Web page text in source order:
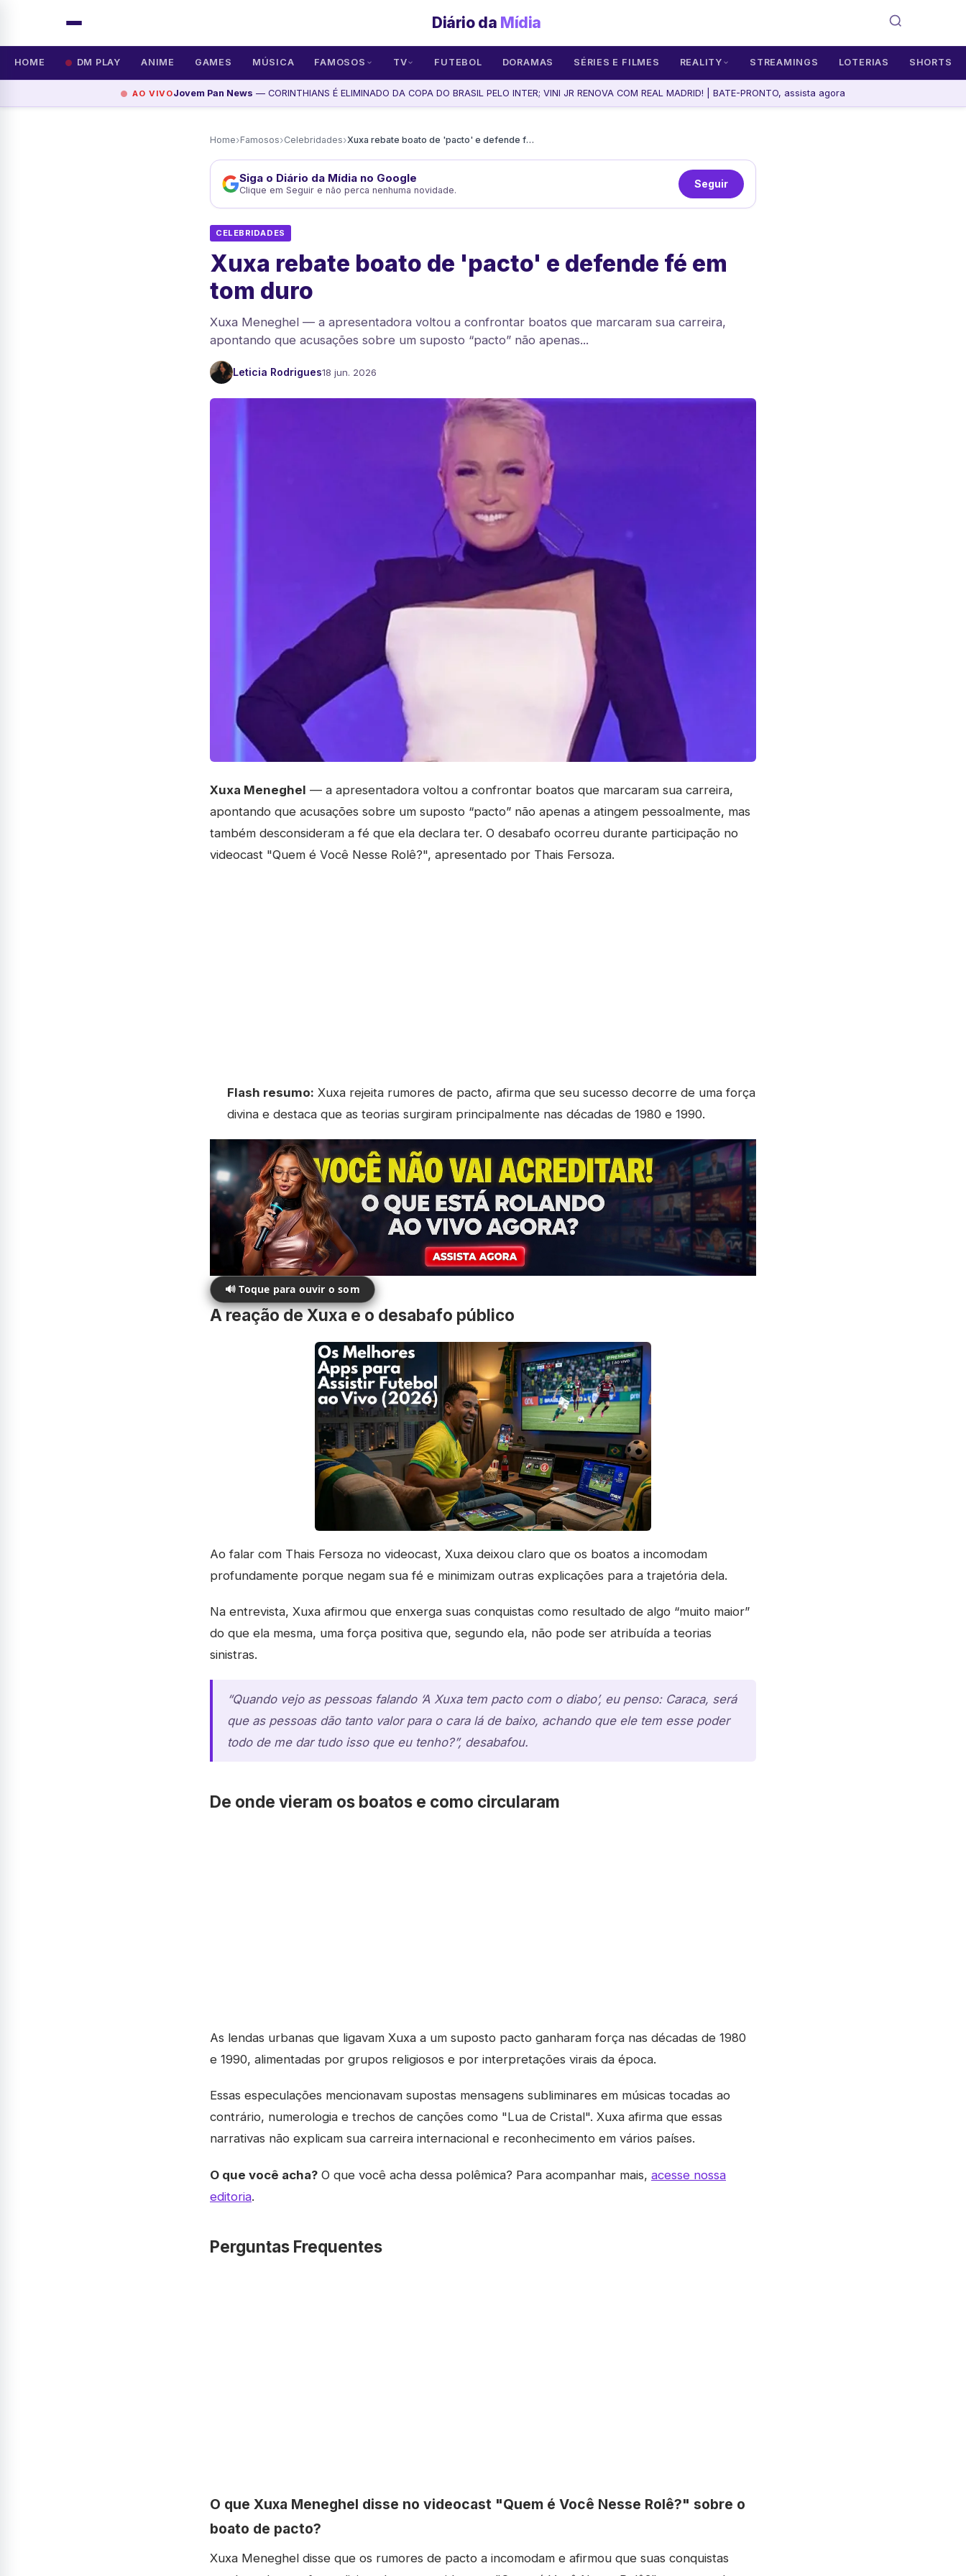
Diário da Mídia
HOME DM PLAY ANIME GAMES MÚSICA FAMOSOS TV FUTEBOL DORAMAS SÉRIES E FILMES REALITY STREAMINGS LOTERIAS SHORTS
AO VIVOJovem Pan News — CORINTHIANS É ELIMINADO DA COPA DO BRASIL PELO INTER; VINI JR RENOVA COM REAL MADRID! | BATE-PRONTO, assista agora
Home›Famosos›Celebridades› Xuxa rebate boato de 'pacto' e defende fé em tom duro
Siga o Diário da Mídia no Google
Clique em Seguir e não perca nenhuma novidade.
Seguir
CELEBRIDADES
Xuxa rebate boato de 'pacto' e defende fé em
tom duro
Xuxa Meneghel — a apresentadora voltou a confrontar boatos que marcaram sua carreira,
apontando que acusações sobre um suposto “pacto” não apenas...
Leticia Rodrigues18 jun. 2026
Xuxa Meneghel — a apresentadora voltou a confrontar boatos que marcaram sua carreira,
apontando que acusações sobre um suposto “pacto” não apenas a atingem pessoalmente, mas
também desconsideram a fé que ela declara ter. O desabafo ocorreu durante participação no
videocast "Quem é Você Nesse Rolê?", apresentado por Thais Fersoza.
Flash resumo: Xuxa rejeita rumores de pacto, afirma que seu sucesso decorre de uma força
divina e destaca que as teorias surgiram principalmente nas décadas de 1980 e 1990.
🔊 Toque para ouvir o som
A reação de Xuxa e o desabafo público
Ao falar com Thais Fersoza no videocast, Xuxa deixou claro que os boatos a incomodam
profundamente porque negam sua fé e minimizam outras explicações para a trajetória dela.
Na entrevista, Xuxa afirmou que enxerga suas conquistas como resultado de algo “muito maior”
do que ela mesma, uma força positiva que, segundo ela, não pode ser atribuída a teorias
sinistras.
“Quando vejo as pessoas falando ‘A Xuxa tem pacto com o diabo’, eu penso: Caraca, será
que as pessoas dão tanto valor para o cara lá de baixo, achando que ele tem esse poder
todo de me dar tudo isso que eu tenho?”, desabafou.
De onde vieram os boatos e como circularam
As lendas urbanas que ligavam Xuxa a um suposto pacto ganharam força nas décadas de 1980
e 1990, alimentadas por grupos religiosos e por interpretações virais da época.
Essas especulações mencionavam supostas mensagens subliminares em músicas tocadas ao
contrário, numerologia e trechos de canções como "Lua de Cristal". Xuxa afirma que essas
narrativas não explicam sua carreira internacional e reconhecimento em vários países.
O que você acha? O que você acha dessa polêmica? Para acompanhar mais, acesse nossa
editoria.
Perguntas Frequentes
O que Xuxa Meneghel disse no videocast "Quem é Você Nesse Rolê?" sobre o
boato de pacto?
Xuxa Meneghel disse que os rumores de pacto a incomodam e afirmou que suas conquistas